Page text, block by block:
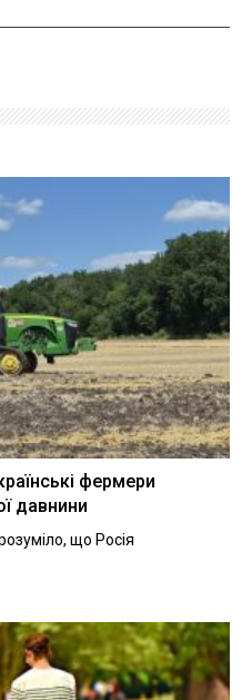
фермери
давнини
що Росія